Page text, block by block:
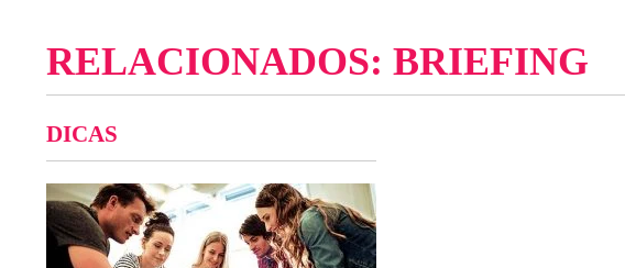
RELACIONADOS: BRIEFING
DICAS